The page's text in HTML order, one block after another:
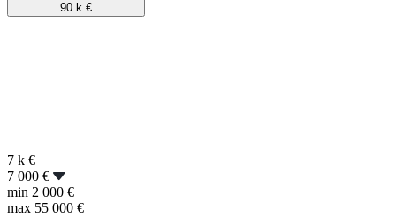
90 k €
7 k €
7 000 €
min 2 000 €
max 55 000 €